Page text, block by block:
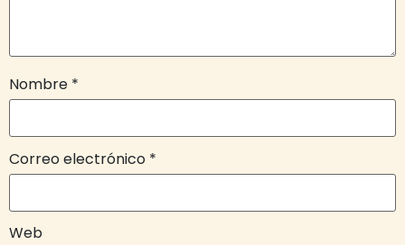
Nombre *
Correo electrónico *
Web